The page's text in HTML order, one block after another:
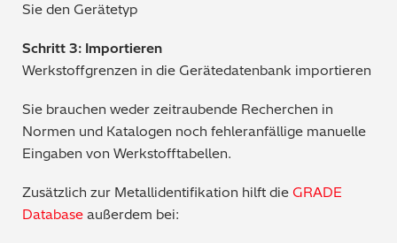
Sie den Gerätetyp
Schritt 3: Importieren
Werkstoffgrenzen in die Gerätedatenbank importieren
Sie brauchen weder zeitraubende Recherchen in
Normen und Katalogen noch fehleranfällige manuelle
Eingaben von Werkstofftabellen.
Zusätzlich zur Metallidentifikation hilft die GRADE
Database außerdem bei: